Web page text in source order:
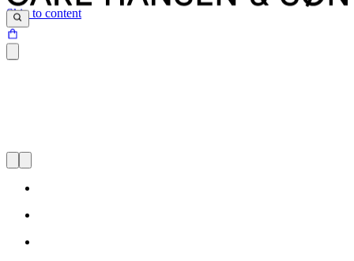
Skip to content